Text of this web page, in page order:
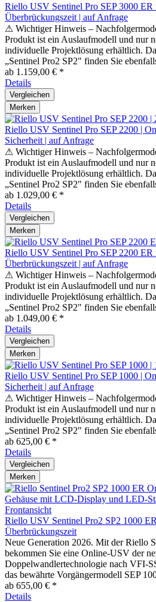
Riello USV Sentinel Pro SEP 3000 ER
Überbrückungszeit | auf Anfrage
⚠ Wichtiger Hinweis –
Produkt ist ein Auslaufmodell und nur
individuelle Projektlösung erhältlich.
„Sentinel Pro2 SP2" finden Sie
ab 1.159,00 € *
Details
Vergleichen
Merken
Riello USV Sentinel Pro SEP 2200 |
Sicherheit | auf Anfrage
⚠ Wichtiger Hinweis –
Produkt ist ein Auslaufmodell und nur
individuelle Projektlösung erhältlich.
„Sentinel Pro2 SP2" finden Sie
ab 1.029,00 € *
Details
Vergleichen
Merken
Riello USV Sentinel Pro SEP 2200 ER
Überbrückungszeit | auf Anfrage
⚠ Wichtiger Hinweis –
Produkt ist ein Auslaufmodell und nur
individuelle Projektlösung erhältlich.
„Sentinel Pro2 SP2" finden Sie
ab 1.049,00 € *
Details
Vergleichen
Merken
Riello USV Sentinel Pro SEP 1000 |
Sicherheit | auf Anfrage
⚠ Wichtiger Hinweis –
Produkt ist ein Auslaufmodell und nur
individuelle Projektlösung erhältlich.
„Sentinel Pro2 SP2" finden Sie
ab 625,00 € *
Details
Vergleichen
Merken
Riello USV Sentinel Pro2 SP2 1000
Überbrückungszeit
Neue Generation 2026. Mit der Riello
bekommen Sie eine Online-USV der
Doppelwandlertechnologie nach VFI-
das bewährte Vorgängermodell SEP
ab 655,00 € *
Details